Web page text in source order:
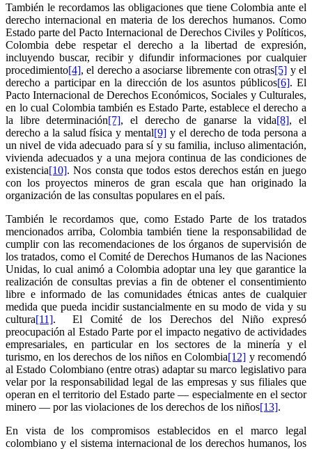
También le recordamos las obligaciones que tiene Colombia ante el
derecho internacional en materia de los derechos humanos. Como
Estado parte del Pacto Internacional de Derechos Civiles y Políticos,
Colombia debe respetar el derecho a la libertad de expresión,
incluyendo buscar, recibir y difundir informaciones por cualquier
procedimiento[4], el derecho a asociarse libremente con otras[5] y el
derecho a participar en la dirección de los asuntos públicos[6]. El
Pacto Internacional de Derechos Económicos, Sociales y Culturales,
en lo cual Colombia también es Estado Parte, establece el derecho a
la libre determinación[7], el derecho de ganarse la vida[8], el
derecho a la salud física y mental[9] y el derecho de toda persona a
un nivel de vida adecuado para sí y su familia, incluso alimentación,
vivienda adecuados y a una mejora continua de las condiciones de
existencia[10]. Nos consta que todos estos derechos están en juego
con los proyectos mineros de gran escala que han originado la
organización de las consultas populares en el país.
También le recordamos que, como Estado Parte de los tratados
mencionados arriba, Colombia también tiene la responsabilidad de
cumplir con las recomendaciones de los órganos de supervisión de
los tratados, como el Comité de Derechos Humanos de las Naciones
Unidas, lo cual animó a Colombia adoptar una ley que garantice la
realización de consultas previas a fin de obtener el consentimiento
libre e informado de las comunidades étnicas antes de cualquier
medida que pueda incidir sustancialmente en su modo de vida y su
cultura[11]. El Comité de los Derechos del Niño expresó
preocupación al Estado Parte por el impacto negativo de actividades
empresariales, en particular en los sectores de la minería y el
turismo, en los derechos de los niños en Colombia[12] y recomendó
al Estado Colombiano (entre otras) adaptar su marco legislativo para
velar por la responsabilidad legal de las empresas y sus filiales que
operan en el territorio del Estado parte — especialmente en el sector
minero — por las violaciones de los derechos de los niños[13].
En vista de los compromisos establecidos en el marco legal
colombiano y el sistema internacional de los derechos humanos, los